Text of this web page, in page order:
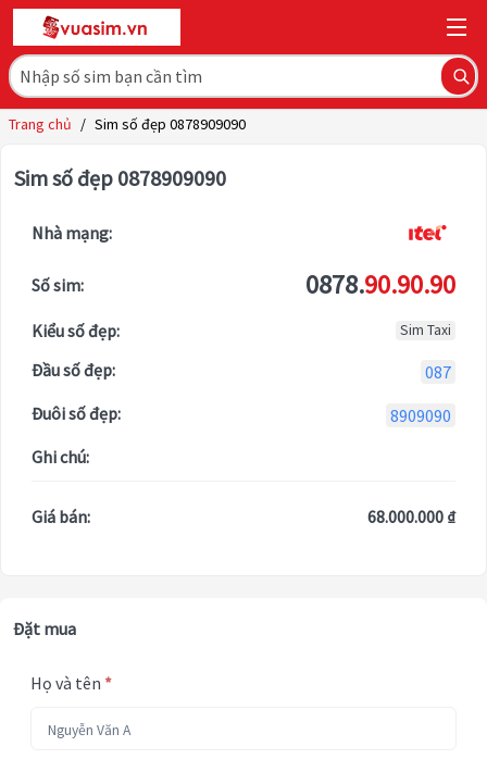
Trang chủ / Sim số đẹp 0878909090
Sim số đẹp 0878909090
Nhà mạng:
Số sim: 0878.90.90.90
Kiểu số đẹp: Sim Taxi
Đầu số đẹp:
087
Đuôi số đẹp:
8909090
Ghi chú:
Giá bán: 68.000.000 ₫
Đặt mua
Họ và tên *